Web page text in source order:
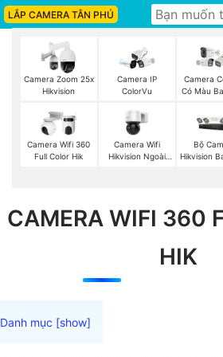
LẮP CAMERA TÂN PHÚ
Camera Zoom 25x
Hikvision
Camera IP
ColorVu
Camera
Có Màu
Camera Wifi 360
Full Color Hik
Camera Wifi
Hikvision Ngoài
Bộ
Hikvision
CAMERA WIFI 360
HIK